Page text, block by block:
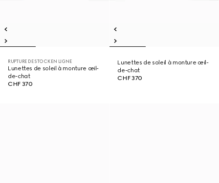
RUPTURE DE STOCK EN LIGNE
Lunettes de soleil à monture œil-
de-chat
CHF 370
Lunettes de soleil à monture œil-
de-chat
CHF 370